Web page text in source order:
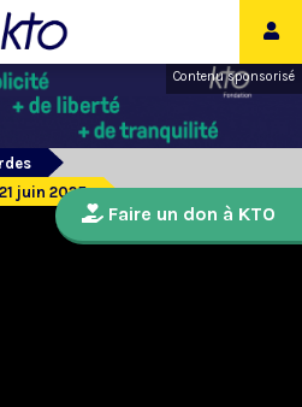
Contenu sponsorisé
juin 2025
Faire un don à KTO